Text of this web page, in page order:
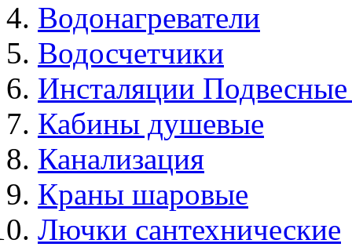
Водонагреватели
Водосчетчики
Инсталяции
Кабины душевые
Канализация
Краны шаровые
Лючки сантехнические